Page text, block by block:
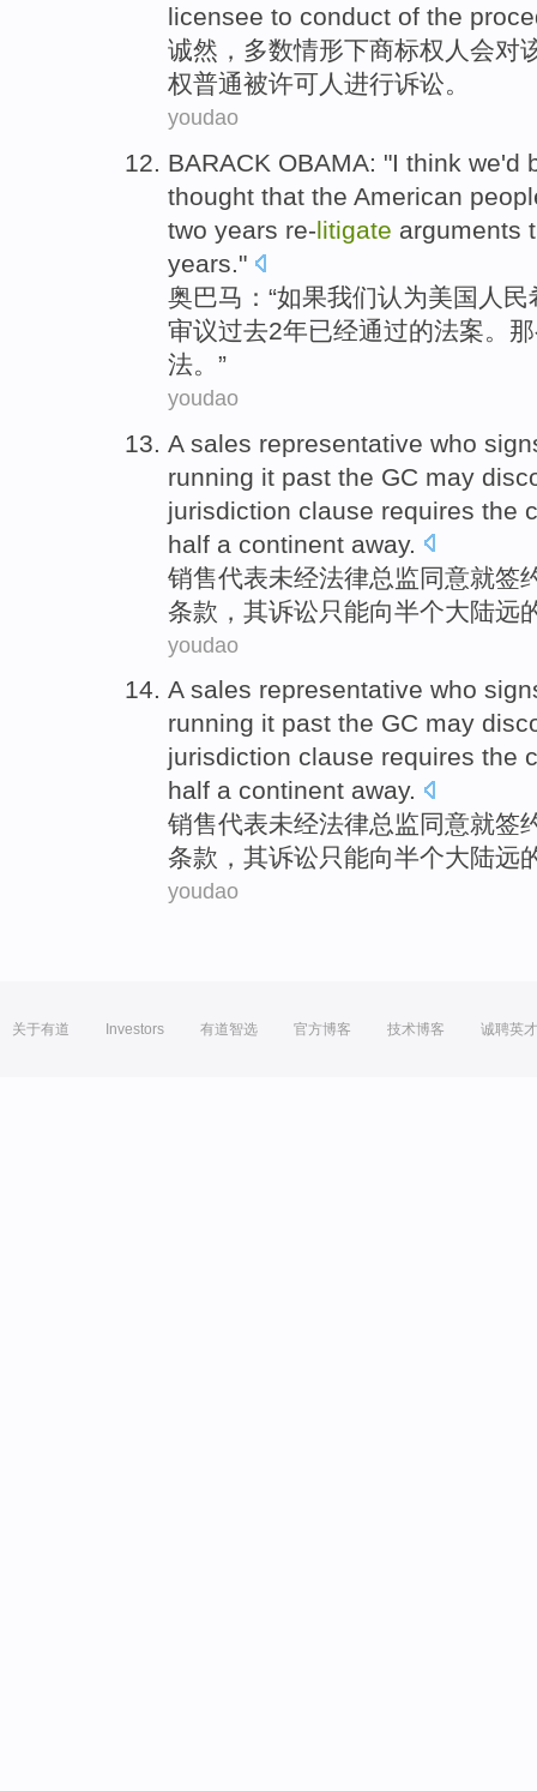
licensee to conduct of the
诚然 ， 多数情形下商标权人 会对
权普通被许可人 进行诉讼。
youdao
BARACK OBAMA: "I think we'd
thought that the American
two years re-litigate arguments
years."
奥巴马：“如果我们认为美国 人民
审议过去2年已经通过的法案。
法。”
youdao
A sales representative who
running it past the GC may
jurisdiction clause requires the
half a continent away.
销售代表未经法律总监同意就签
条款 ，其诉讼 只能向半个大陆远
youdao
A sales representative who
running it past the GC may
jurisdiction clause requires the
half a continent away.
销售代表未经法律总监同意就签
条款 ，其诉讼只能向半个大陆远
youdao
关于有道 Investors 有道智选 官方博客 技术博客 诚聘英才